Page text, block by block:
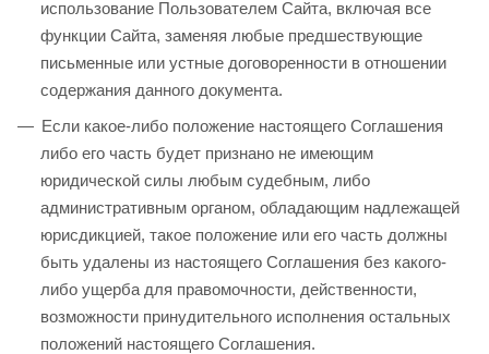
использование Пользователем Сайта, включая все
функции Сайта, заменяя любые предшествующие
письменные или устные договоренности в отношении
содержания данного документа.
Если какое-либо положение настоящего Соглашения
либо его часть будет признано не имеющим
юридической силы любым судебным, либо
административным органом, обладающим надлежащей
юрисдикцией, такое положение или его часть должны
быть удалены из настоящего Соглашения без какого-
либо ущерба для правомочности, действенности,
возможности принудительного исполнения остальных
положений настоящего Соглашения.